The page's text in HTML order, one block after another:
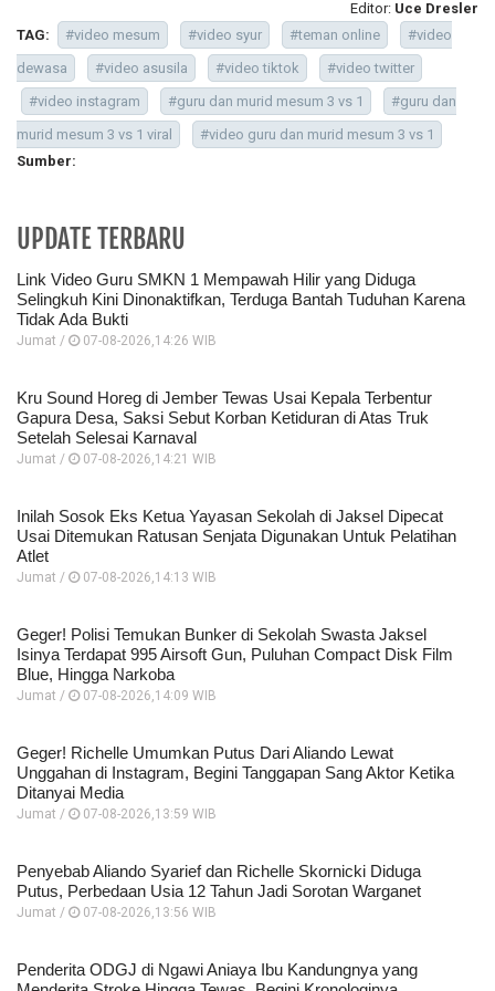
Editor: Uce Dresler
TAG:
#video mesum #video syur #teman online
#video
dewasa
#video asusila #video tiktok
#video twitter
#video instagram
#guru dan murid mesum 3 vs 1
#guru dan
murid mesum 3 vs 1 viral
#video guru dan murid mesum 3 vs 1
Sumber:
UPDATE TERBARU
Link Video Guru SMKN 1 Mempawah Hilir yang Diduga
Selingkuh Kini Dinonaktifkan, Terduga Bantah Tuduhan Karena
Tidak Ada Bukti
Jumat / 07-08-2026,14:26 WIB
Kru Sound Horeg di Jember Tewas Usai Kepala Terbentur
Gapura Desa, Saksi Sebut Korban Ketiduran di Atas Truk
Setelah Selesai Karnaval
Jumat / 07-08-2026,14:21 WIB
Inilah Sosok Eks Ketua Yayasan Sekolah di Jaksel Dipecat
Usai Ditemukan Ratusan Senjata Digunakan Untuk Pelatihan
Atlet
Jumat / 07-08-2026,14:13 WIB
Geger! Polisi Temukan Bunker di Sekolah Swasta Jaksel
Isinya Terdapat 995 Airsoft Gun, Puluhan Compact Disk Film
Blue, Hingga Narkoba
Jumat / 07-08-2026,14:09 WIB
Geger! Richelle Umumkan Putus Dari Aliando Lewat
Unggahan di Instagram, Begini Tanggapan Sang Aktor Ketika
Ditanyai Media
Jumat / 07-08-2026,13:59 WIB
Penyebab Aliando Syarief dan Richelle Skornicki Diduga
Putus, Perbedaan Usia 12 Tahun Jadi Sorotan Warganet
Jumat / 07-08-2026,13:56 WIB
Penderita ODGJ di Ngawi Aniaya Ibu Kandungnya yang